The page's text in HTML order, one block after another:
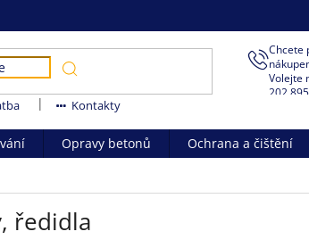
Chcete
Volejte
202 895
Kontakty
Opravy betonů Ochrana a čištění
ředidla